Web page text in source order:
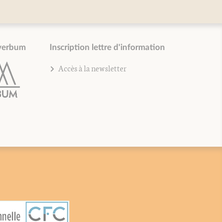
Inscription lettre d'information
Accès à la newsletter